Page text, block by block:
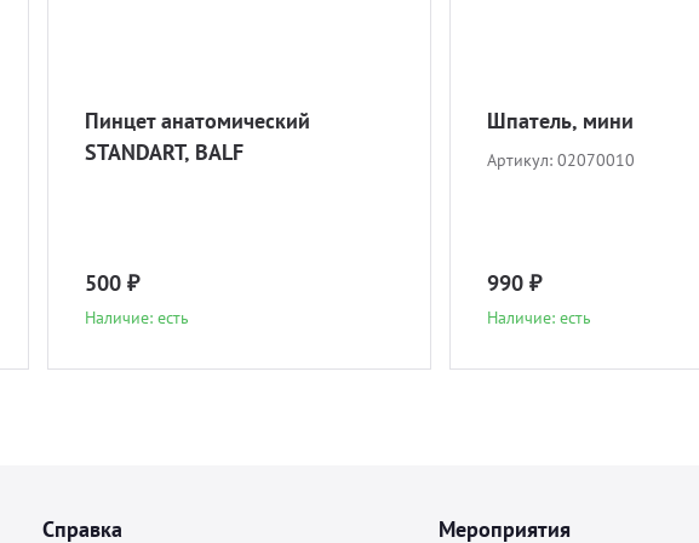
Пинцет анатомический
STANDART, BALF
500 ₽
Наличие: есть
Шпатель, мини
Артикул: 02070010
990 ₽
Наличие: есть
Справка Мероприятия